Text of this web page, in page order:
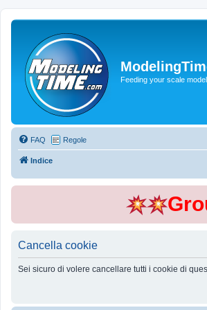
Feeding your scale
FAQ Regole
Indice
Cancella cookie
Sei sicuro di volere cancellare tutti i cookie di